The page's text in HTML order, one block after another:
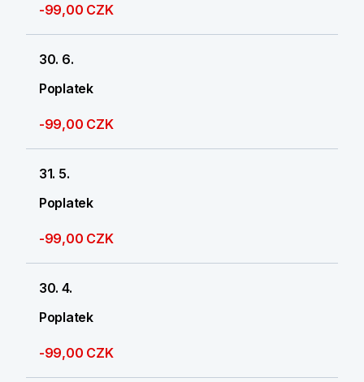
-99,00 CZK
30. 6.
Poplatek
-99,00 CZK
31. 5.
Poplatek
-99,00 CZK
30. 4.
Poplatek
-99,00 CZK